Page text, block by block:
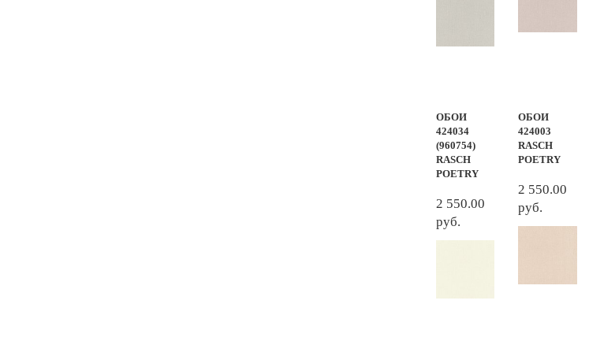
ОБОИ
424034
(960754)
RASCH
POETRY
2 550.00
руб.
ОБОИ
424003
RASCH
POETRY
2 550.00
руб.